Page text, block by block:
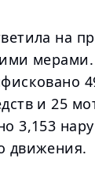
на
и 25
3,153
движения.